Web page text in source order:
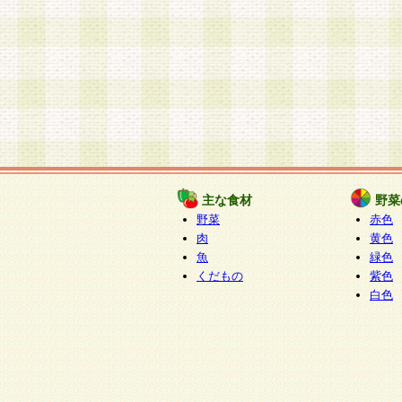
主な食材
野菜
肉
魚
くだもの
野
赤色
黄色
緑色
紫色
白色